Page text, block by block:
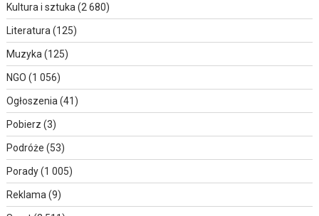
Kultura i sztuka (2 680)
Literatura (125)
Muzyka (125)
NGO (1 056)
Ogłoszenia (41)
Pobierz (3)
Podróże (53)
Porady(1 005)
Reklama (9)